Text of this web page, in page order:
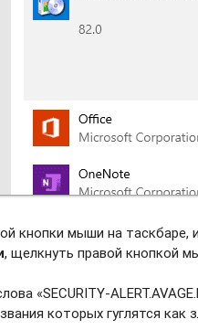
кнопки мыши на
, щелкнуть правой кнопкой
«SECURITY-
которых гуглятся как